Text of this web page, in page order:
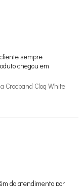
sempre
chegou em
Crocband Clog White
do atendimento por